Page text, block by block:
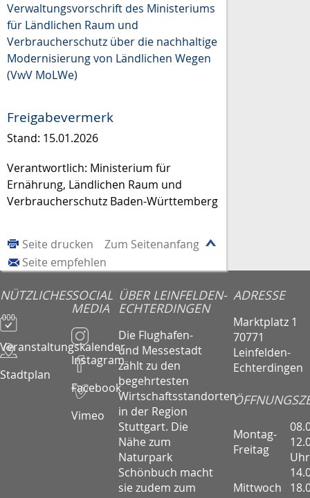
Verwaltungsvorschrift des Ministeriums
für Ländlichen Raum und
Verbraucherschutz über die nachhaltige
Modernisierung von Ländlichen Wegen
(VwV MoLWe)
Freigabevermerk
Stand: 15.01.2026
Verantwortlich: Ministerium für
Ernährung, Ländlichen Raum und
Verbraucherschutz Baden-Württemberg
Zum Seitenanfang
Seite drucken
Seite empfehlen
NÜTZLICHES
Veranstaltungskalender
Stadtplan
SOCIAL
MEDIA
Instagram
Facebook
Vimeo
ÜBER LEINFELDEN-
ECHTERDINGEN
Die Flughafen-
und Messestadt
zählt zu den
begehrtesten
Wirtschaftsstandorten
in der Region
Stuttgart. Die
Nähe zum
Naturpark
Schönbuch macht
sie zudem zum
ADRESSE
Marktplatz 1
70771
Leinfelden-
Echterdingen
Montag-
Freitag
Uhr
Mittwoch